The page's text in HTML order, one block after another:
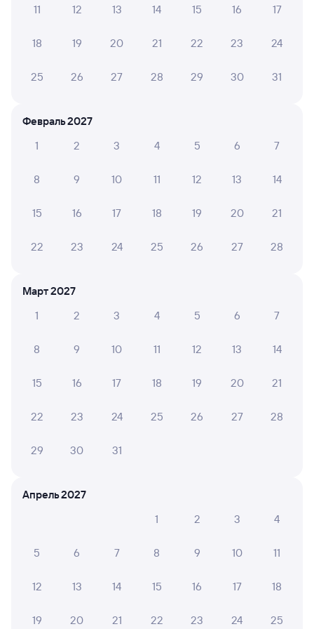
А ещё здесь можно найти
Обратные билеты из Эльтона в Артезиан
Отели
11 12 13 14 15 16 17
18 19 20 21 22 23 24
25 26 27 28 29 30 31
Февраль 2027
1
2 3 4 5 6 7
8 9 10 11 12 13 14
15 16 17 18 19 20 21
22 23 24 25 26 27 28
Март 2027
1
2 3 4 5 6 7
8 9 10 11 12 13 14
15 16 17 18 19 20 21
22 23 24 25 26 27 28
29 30 31
Апрель 2027
1
2 3 4
5 6 7 8 9 10 11
12 13 14 15 16 17 18
19 20 21 22 23 24 25